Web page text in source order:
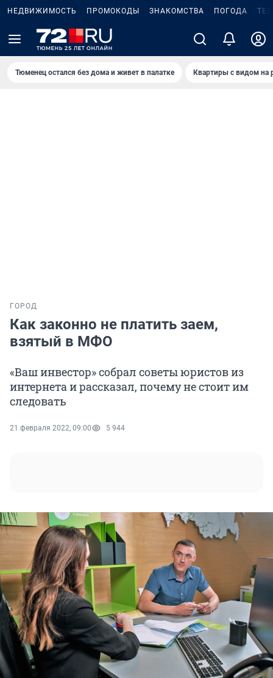
НЕДВИЖИМОСТЬ ПРОМОКОДЫ ЗНАКОМСТВА ПОГОДА
Тюменец остался без дома и живет в палатке Квартиры с видом на
ГОРОД
Как законно не платить заем,
взятый в МФО
«Ваш инвестор» собрал советы юристов из
интернета и рассказал, почему не стоит им
следовать
21 февраля 2022, 09:00 5 944